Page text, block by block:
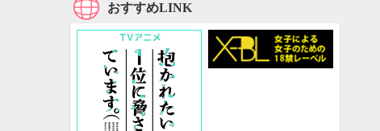
おすすめLINK